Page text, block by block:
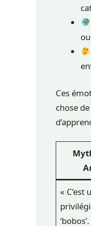
Ces
chose
« C’est